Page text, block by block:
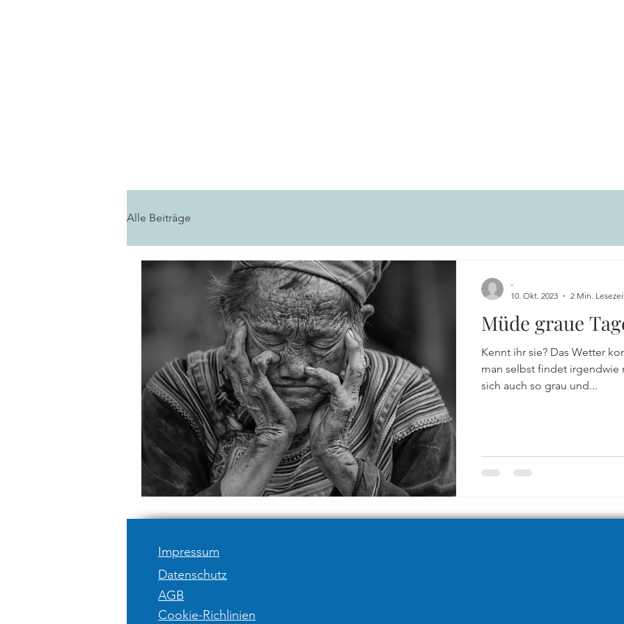
Alle Beiträge
Müde graue
Kennt ihr sie? Das Wetter kommt nicht in Schwung und
man selbst findet irgendwie nirgendwo Anschluss, fühlt
sich auch so grau und...
-
10. Okt. 2023
2 Min.
Impressum
Datenschutz
AGB
Cookie-Richlinien